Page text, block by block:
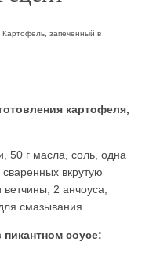
Картофель, запеченный в
картофеля,
50 г масла, соль, одна
вкрутую
2 анчоуса,
смазывания.
пикантном соусе: